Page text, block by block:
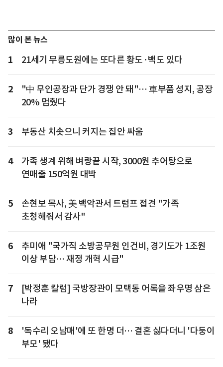
많이 본 뉴스
1 21세기 무릉도원에는 또다른 황도·백도 있다
2
"中 무인공장과 단가 경쟁 안 돼"… 車부품 성지, 공장
20% 멈췄다
3 부동산 치솟으니 커지는 집안 싸움
4
가족 생계 위해 벼랑끝 시작, 3000원 추어탕으로
연매출 150억원 대박
5
손현보 목사, 美 백악관서 트럼프 접견 "가족
초청해줘서 감사"
6
추미애 "국가직 소방공무원 인건비, 경기도가 1조원
이상 부담… 재정 개혁 시급"
7
[박정훈 칼럼] 국방장관이 모택동 어록을 좌우명 삼은
나라
8
'독수리 오남매'에 또 한명 더… 결혼 싫다더니 '다둥이
부모' 됐다